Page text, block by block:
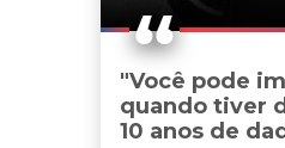
"Você pode
quando tiver
10 anos de